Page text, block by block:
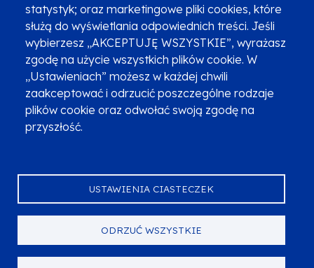
statystyk; oraz marketingowe pliki cookies, które
służą do wyświetlania odpowiednich treści. Jeśli
wybierzesz „AKCEPTUJĘ WSZYSTKIE”, wyrażasz
zgodę na użycie wszystkich plików cookie. W
„Ustawieniach” możesz w każdej chwili
zaakceptować i odrzucić poszczególne rodzaje
plików cookie oraz odwołać swoją zgodę na
przyszłość.
USTAWIENIA CIASTECZEK
ODRZUĆ WSZYSTKIE
Zobacz inne programy
Poznaj Fundusze 2014-2020
Deklaracja dostępności
Polityka prywatności
Przetwarzanie danych osobowych
Zgłoś błąd Mapa strony
Serwis dofinansowany przez Unię Europejską z programu Fundusze
© Urząd Marszałkowski Województwa Małopolskiego 2023